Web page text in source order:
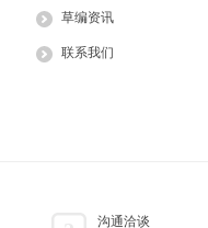
草编资讯
联系我们
沟通洽谈